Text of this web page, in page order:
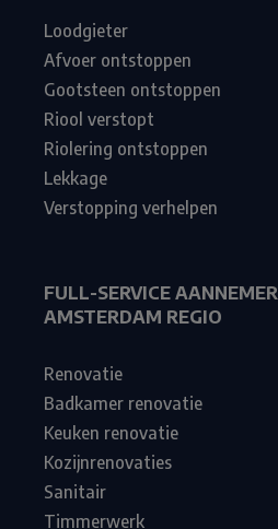
Loodgieter
Afvoer ontstoppen
Gootsteen ontstoppen
Riool verstopt
Riolering ontstoppen
Lekkage
Verstopping verhelpen
FULL-SERVICE AANNEMER
AMSTERDAM REGIO
Renovatie
Badkamer renovatie
Keuken renovatie
Kozijnrenovaties
Sanitair
Timmerwerk